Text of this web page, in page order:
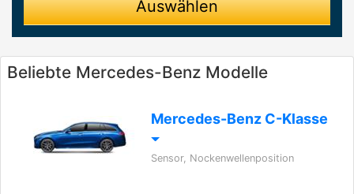
Auswählen
Beliebte Mercedes-Benz Modelle
Mercedes-Benz C-Klasse
Sensor, Nockenwellenposition